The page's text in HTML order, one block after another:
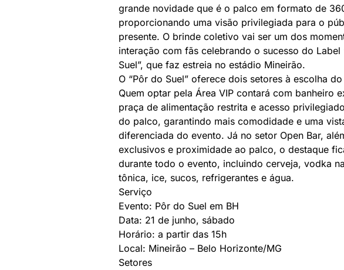
grande novidade que é o palco em formato de
proporcionando uma visão privilegiada para o
presente. O brinde coletivo vai ser um dos
interação com fãs celebrando o sucesso do Label
Suel”, que faz estreia no estádio Mineirão.
O “Pôr do Suel” oferece dois setores à escolha
Quem optar pela Área VIP contará com banheiro
praça de alimentação restrita e acesso
do palco, garantindo mais comodidade e uma
diferenciada do evento. Já no setor Open Bar,
exclusivos e proximidade ao palco, o destaque
durante todo o evento, incluindo cerveja, vodka
tônica, ice, sucos, refrigerantes e água.
Serviço
Evento: Pôr do Suel em BH
Data: 21 de junho, sábado
Horário: a partir das 15h
Local: Mineirão – Belo Horizonte/MG
Setores